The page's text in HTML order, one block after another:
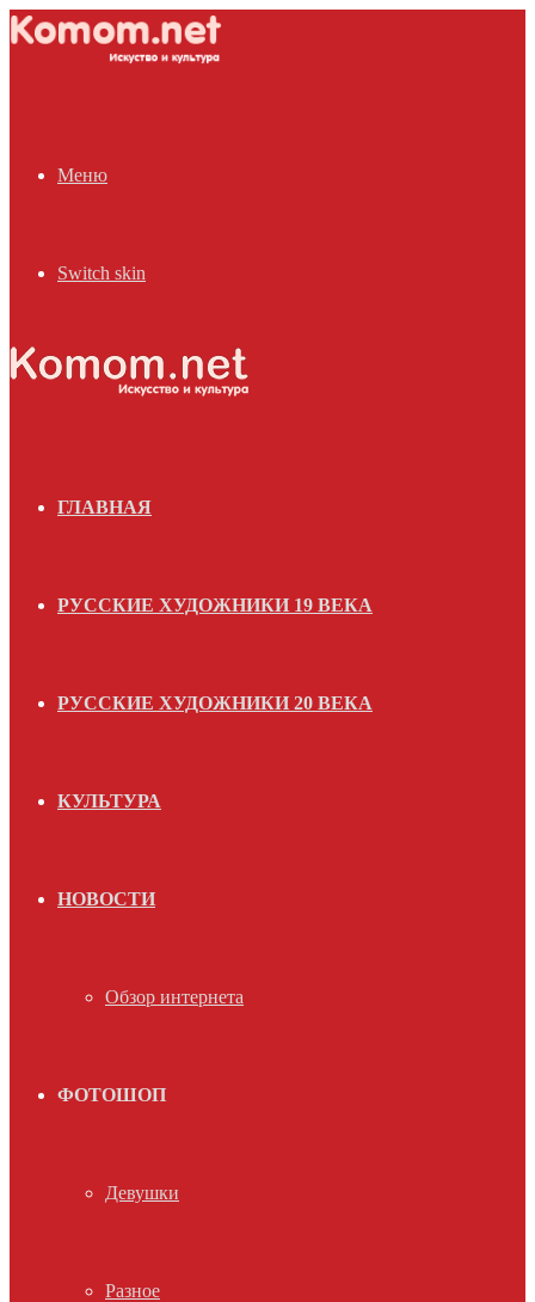
Меню
Switch skin
ГЛАВНАЯ
РУССКИЕ ХУДОЖНИКИ 19 ВЕКА
РУССКИЕ ХУДОЖНИКИ 20 ВЕКА
КУЛЬТУРА
НОВОСТИ
Обзор интернета
ФОТОШОП
Девушки
Разное